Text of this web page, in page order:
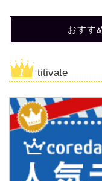
おすす
titivate